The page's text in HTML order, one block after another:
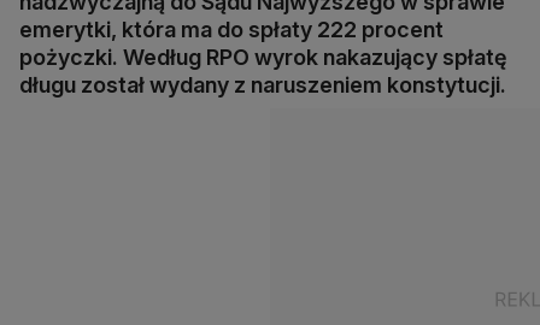
emerytki, która ma do spłaty 222 procent
pożyczki. Według RPO wyrok nakazujący spłatę
długu został wydany z naruszeniem konstytucji.